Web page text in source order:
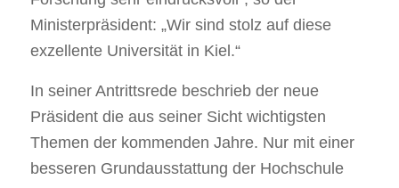
Ministerpräsident: „Wir sind stolz auf diese
exzellente Universität in Kiel.“
In seiner Antrittsrede beschrieb der neue
Präsident die aus seiner Sicht wichtigsten
Themen der kommenden Jahre. Nur mit einer
besseren Grundausstattung der Hochschule